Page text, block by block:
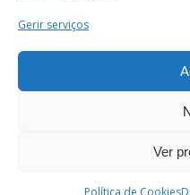
Gerir serviços
Ver
Política de Cookies
Termos e Condições
os direitos